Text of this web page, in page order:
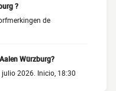
?
de
Würzburg?
2026. Inicio, 18:30